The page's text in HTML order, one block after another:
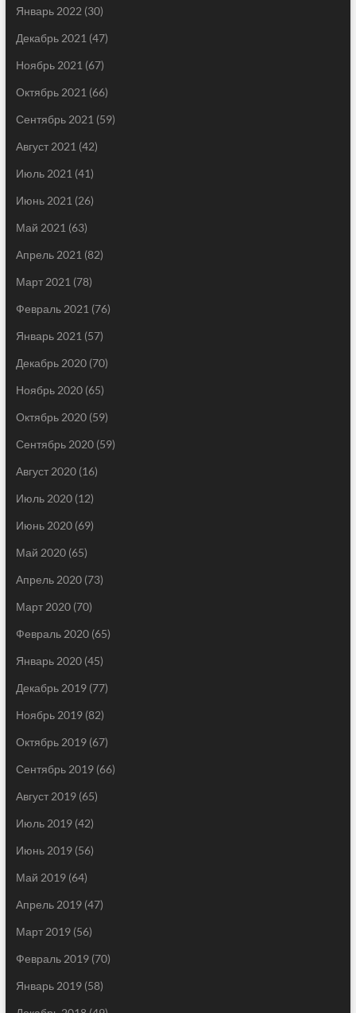
Январь 2022 (30)
Декабрь 2021 (47)
Ноябрь 2021 (67)
Октябрь 2021 (66)
Сентябрь 2021 (59)
Август 2021 (42)
Июль 2021 (41)
Июнь 2021 (26)
Май 2021 (63)
Апрель 2021 (82)
Март 2021 (78)
Февраль 2021 (76)
Январь 2021 (57)
Декабрь 2020(70)
Ноябрь 2020(65)
Октябрь 2020(59)
Сентябрь 2020(59)
Август 2020(16)
Июль 2020(12)
Июнь 2020(69)
Май 2020(65)
Апрель 2020(73)
Март 2020(70)
Февраль 2020(65)
Январь 2020(45)
Декабрь 2019(77)
Ноябрь 2019(82)
Октябрь 2019(67)
Сентябрь 2019(66)
Август 2019(65)
Июль 2019(42)
Июнь 2019(56)
Май 2019(64)
Апрель 2019(47)
Март 2019(56)
Февраль 2019(70)
Январь 2019(58)